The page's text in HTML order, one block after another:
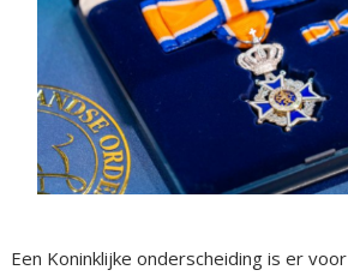
Een Koninklijke onderscheiding is er